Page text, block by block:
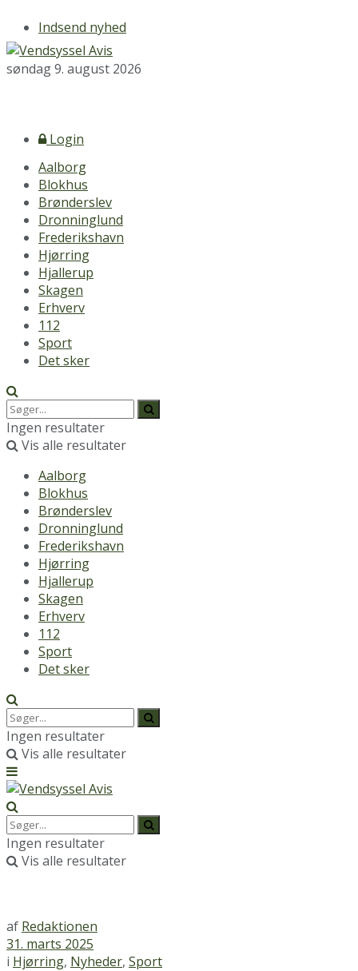
Indsend nyhed
søndag 9. august 2026
Login
Aalborg
Blokhus
Brønderslev
Dronninglund
Frederikshavn
Hjørring
Hjallerup
Skagen
Erhverv
112
Sport
Det sker
Ingen resultater
Vis alle resultater
Aalborg
Blokhus
Brønderslev
Dronninglund
Frederikshavn
Hjørring
Hjallerup
Skagen
Erhverv
112
Sport
Det sker
Ingen resultater
Vis alle resultater
Ingen resultater
Vis alle resultater
af Redaktionen
31. marts 2025
i Hjørring, Nyheder, Sport